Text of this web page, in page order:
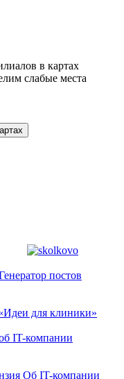
в картах
слабые места
постов
для клиники»
IT-компании
Об IT-компании